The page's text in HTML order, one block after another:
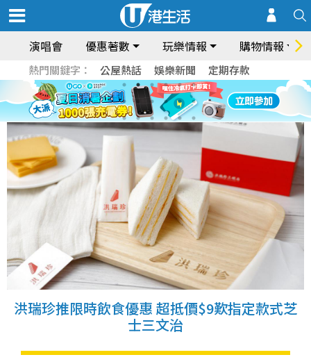
演唱會 優惠著數 玩樂情報 購物情報
熱門關鍵字： 公屋熱話 娛樂新聞 定期存款
洪瑞珍推限時飲食優惠 超抵價$9歎指定款式芝
士三文治